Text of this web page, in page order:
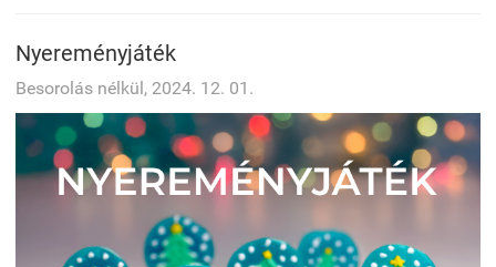
Nyereményjáték
Besorolás nélkül, 2024. 12. 01.